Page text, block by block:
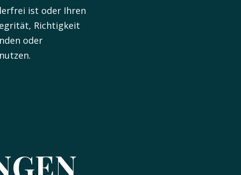
ist oder Ihren
Richtigkeit
oder